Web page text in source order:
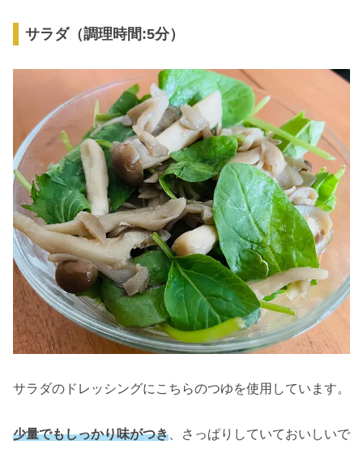
サラダ（調理時間:5分）
サラダのドレッシングにこちらのつゆを使用しています。
少量でもしっかり味がつき 、さっぱりしていておいしいで